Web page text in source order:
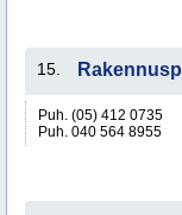
15.
Puh. (05) 412 0735
Puh. 040 564 8955